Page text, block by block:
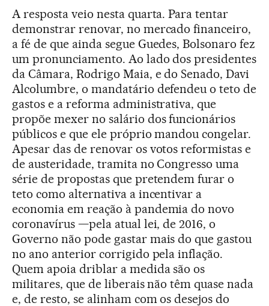
A resposta veio nesta quarta. Para tentar
demonstrar renovar, no mercado financeiro,
a fé de que ainda segue Guedes, Bolsonaro fez
um pronunciamento. Ao lado dos presidentes
da Câmara, Rodrigo Maia, e do Senado, Davi
Alcolumbre, o mandatário defendeu o teto de
gastos e a reforma administrativa, que
propõe mexer no salário dos funcionários
públicos e que ele próprio mandou congelar.
Apesar das de renovar os votos reformistas e
de austeridade, tramita no Congresso uma
série de propostas que pretendem furar o
teto como alternativa a incentivar a
economia em reação à pandemia do novo
coronavírus —pela atual lei, de 2016, o
Governo não pode gastar mais do que gastou
no ano anterior corrigido pela inflação.
Quem apoia driblar a medida são os
militares, que de liberais não têm quase nada
e, de resto, se alinham com os desejos do